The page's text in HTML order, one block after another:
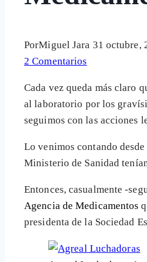
PorMiguel Jara 31 octubre,
2 Comentarios
Cada vez queda más claro
al laboratorio por los
seguimos con las acciones
Lo venimos contando
Ministerio de Sanidad
Entonces, casualmente -
Agencia de Medicamentos
presidenta de la Sociedad